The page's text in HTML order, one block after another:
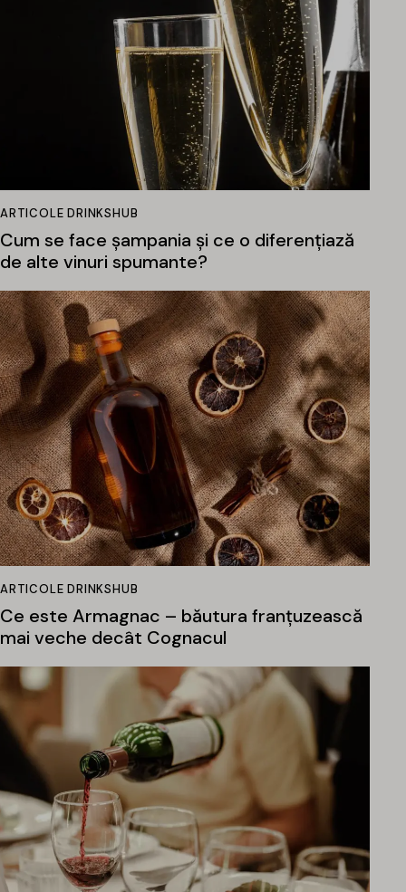
ARTICOLE DRINKSHUB
Cum se face șampania și ce o diferențiază
de alte vinuri spumante?
ARTICOLE DRINKSHUB
Ce este Armagnac – băutura franțuzească
mai veche decât Cognacul